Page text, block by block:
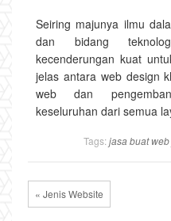
Seiring majunya ilmu
dan bidang
kecenderungan kuat
jelas antara web design
web dan
keseluruhan dari semua
Tags: jasa buat web
« Jenis Website